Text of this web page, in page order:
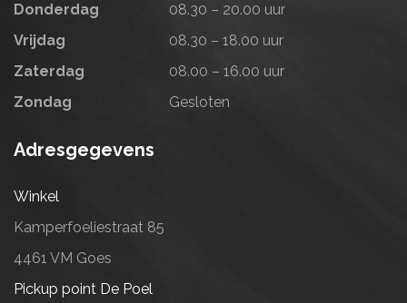
Donderdag
08.30 – 20.00 uur
Vrijdag
08.30 – 18.00 uur
Zaterdag
08.00 – 16.00 uur
Zondag
Gesloten
Adresgegevens
Winkel
Kamperfoeliestraat 85
4461 VM Goes
Pickup point De Poel